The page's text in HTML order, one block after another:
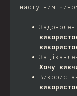
наступним
Хочу